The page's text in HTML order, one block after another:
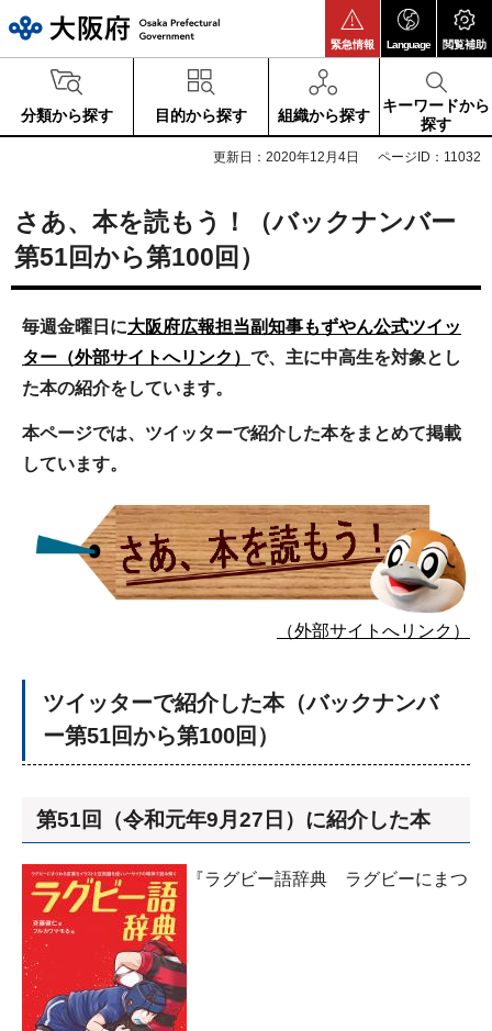
緊急情報 Language 閲覧補助
分類から探す 目的から探す 組織から探す
キーワードから
探す
更新日：2020年12月4日 ページID：11032
さあ、本を読もう！（バックナンバー
第51回から第100回）
毎週金曜日に大阪府広報担当副知事もずやん公式ツイッ
ター（外部サイトへリンク） で、主に中高生を対象とし
た本の紹介をしています。
本ページでは、ツイッターで紹介した本をまとめて掲載
しています。
（外部サイトへリンク）
ツイッターで紹介した本（バックナンバ
ー第51回から第100回）
第51回（令和元年9月27日）に紹介した本
『ラグビー語辞典 ラグビーにまつ